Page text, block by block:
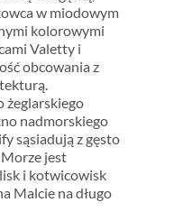
w miodowym
kolorowymi
Valetty i
obcowania z
żeglarskiego
nadmorskiego
sąsiadują z gęsto
jest
i kotwicowisk
Malcie na długo